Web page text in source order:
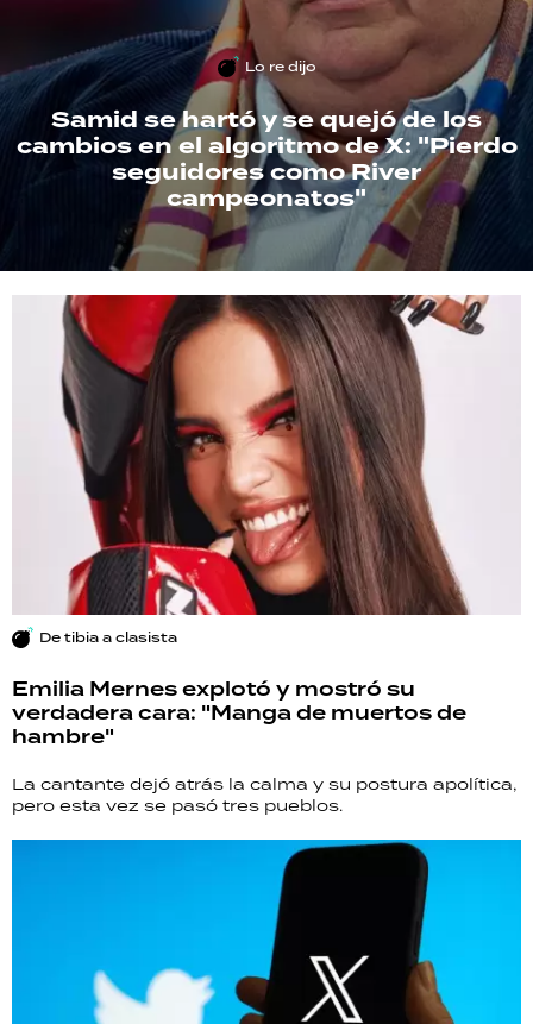
Lo re dijo
Samid se hartó y se quejó de los
cambios en el algoritmo de X: "Pierdo
seguidores como River
campeonatos"
De tibia a clasista
Emilia Mernes explotó y mostró su
verdadera cara: "Manga de muertos de
hambre"
La cantante dejó atrás la calma y su postura apolítica,
pero esta vez se pasó tres pueblos.
TECNOLOGÍA
RECETAS
PALABRAS
HORÓSCOPO
Seguinos